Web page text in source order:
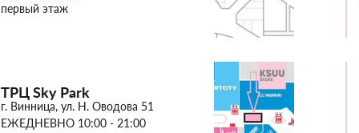
первый этаж
ТРЦ Sky Park
г. Винница, ул. Н. Оводова 51
ЕЖЕДНЕВНО 10:00 - 21:00